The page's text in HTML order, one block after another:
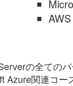
の全ての
Azure関連コ